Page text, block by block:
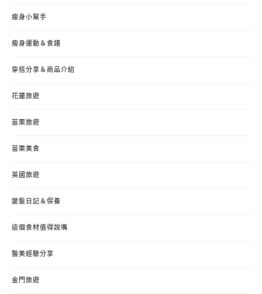
瘦身小幫手
瘦身運動＆食譜
穿搭分享＆商品介紹
花蓮旅遊
苗栗旅遊
苗栗美食
英國旅遊
變髮日記＆保養
這個食材值得說嘴
醫美經驗分享
金門旅遊